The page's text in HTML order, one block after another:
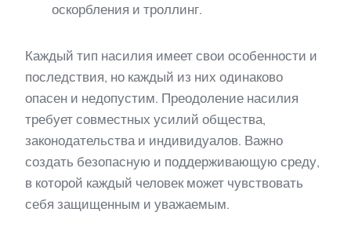
оскорбления и троллинг.
Каждый тип насилия имеет свои особенности и
последствия, но каждый из них одинаково
опасен и недопустим. Преодоление насилия
требует совместных усилий общества,
законодательства и индивидуалов. Важно
создать безопасную и поддерживающую среду,
в которой каждый человек может чувствовать
себя защищенным и уважаемым.